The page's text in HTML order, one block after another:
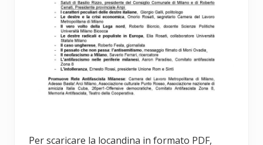
Per scaricare la locandina in formato PDF,